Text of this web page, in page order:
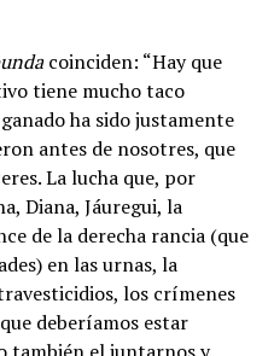
coinciden: “Hay que
tiene mucho taco
ha sido justamente
antes de nosotres, que
La lucha que, por
Diana, Jáuregui, la
de la derecha rancia (que
en las urnas, la
los crímenes
deberíamos estar
también el juntarnos y